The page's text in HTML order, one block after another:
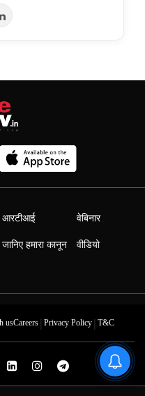
आरटीआई
जानिए हमारा कानून
वेबिनार
वीडियो
usCareers| Privacy Policy| T&C